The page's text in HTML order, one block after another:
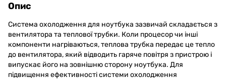
Опис
Система охолодження для ноутбука зазвичай складається з
вентилятора та теплової трубки. Коли процесор чи інші
компоненти нагріваються, теплова трубка передає це тепло
до вентилятора, який відводить гаряче повітря з пристрою і
випускає його на зовнішню сторону ноутбука. Для
підвищення ефективності системи охолодження